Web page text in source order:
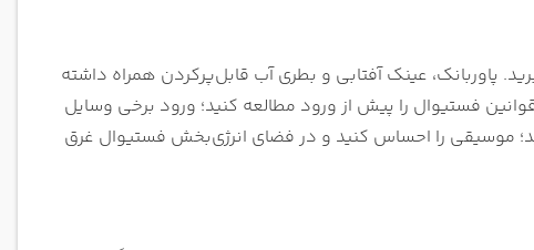
پاوربانک، عینک آفتابی و بطری آب قابل‌پرکردن همراه داشته
فستیوال را پیش از ورود مطالعه کنید؛ ورود برخی وسایل
موسیقی را احساس کنید و در فضای انرژی‌بخش فستیوال غرق